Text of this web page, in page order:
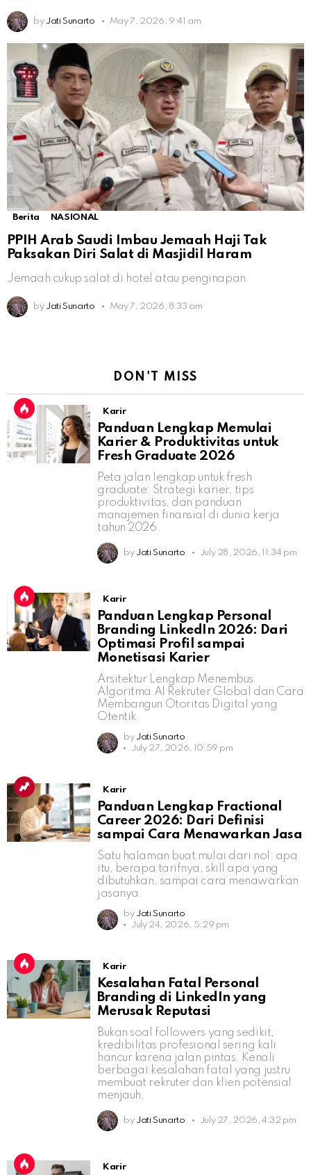
by Jati Sunarto May 7, 2026, 9:41 am
Berita NASIONAL
PPIH Arab Saudi Imbau Jemaah Haji Tak
Paksakan Diri Salat di Masjidil Haram
Jemaah cukup salat di hotel atau penginapan
by Jati Sunarto May 7, 2026, 8:33 am
DON'T MISS
Karir
Panduan Lengkap Memulai
Karier & Produktivitas untuk
Fresh Graduate 2026
Peta jalan lengkap untuk fresh
graduate: Strategi karier, tips
produktivitas, dan panduan
manajemen finansial di dunia kerja
tahun 2026.
by Jati Sunarto July 28, 2026, 11:34 pm
Karir
Panduan Lengkap Personal
Branding LinkedIn 2026: Dari
Optimasi Profil sampai
Monetisasi Karier
Arsitektur Lengkap Menembus
Algoritma AI Rekruter Global dan Cara
Membangun Otoritas Digital yang
Otentik
by Jati Sunarto
July 27, 2026, 10:59 pm
Karir
Panduan Lengkap Fractional
Career 2026: Dari Definisi
sampai Cara Menawarkan Jasa
Satu halaman buat mulai dari nol: apa
itu, berapa tarifnya, skill apa yang
dibutuhkan, sampai cara menawarkan
jasanya.
by Jati Sunarto
July 24, 2026, 5:29 pm
Karir
Kesalahan Fatal Personal
Branding di LinkedIn yang
Merusak Reputasi
Bukan soal followers yang sedikit,
kredibilitas profesional sering kali
hancur karena jalan pintas. Kenali
berbagai kesalahan fatal yang justru
membuat rekruter dan klien potensial
menjauh.
by Jati Sunarto July 27, 2026, 4:32 pm
Karir